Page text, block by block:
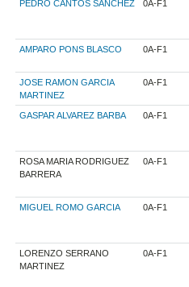
PEDRO CANTOS SANCHEZ 0A-F1
AMPARO PONS BLASCO 0A-F1
JOSE RAMON GARCIA
MARTINEZ
0A-F1
GASPAR ALVAREZ BARBA 0A-F1
ROSA MARIA RODRIGUEZ
BARRERA
0A-F1
MIGUEL ROMO GARCIA 0A-F1
LORENZO SERRANO
MARTINEZ
0A-F1